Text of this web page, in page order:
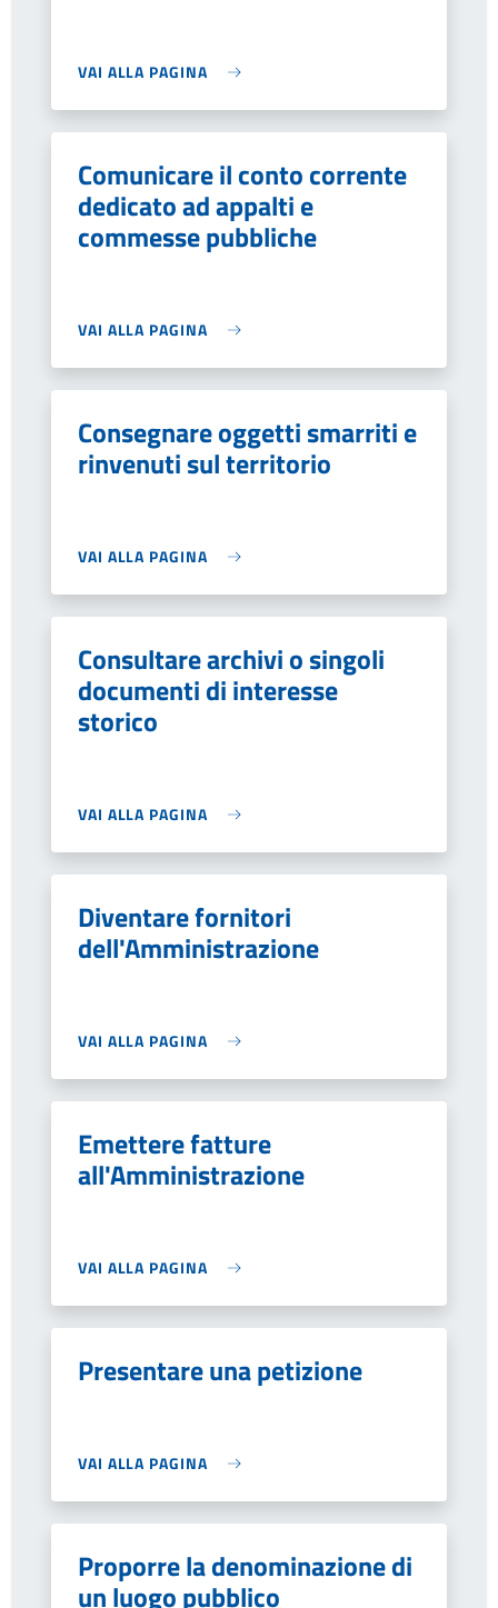
VAI ALLA PAGINA
Comunicare il conto corrente
dedicato ad appalti e
commesse pubbliche
VAI ALLA PAGINA
Consegnare oggetti smarriti e
rinvenuti sul territorio
VAI ALLA PAGINA
Consultare archivi o singoli
documenti di interesse
storico
VAI ALLA PAGINA
Diventare fornitori
dell'Amministrazione
VAI ALLA PAGINA
Emettere fatture
all'Amministrazione
VAI ALLA PAGINA
Presentare una petizione
VAI ALLA PAGINA
Proporre la denominazione di
un luogo pubblico